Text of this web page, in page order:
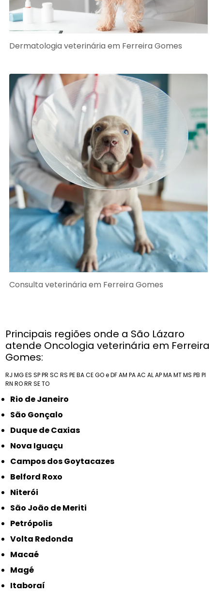
Dermatologia veterinária em Ferreira Gomes
Consulta veterinária em Ferreira Gomes
Principais regiões onde a São Lázaro
atende Oncologia veterinária em Ferreira
Gomes:
RJ MGES SPPR SC RS PEBACEGO e DFAM PAAC ALAPMAMTMS PB PI
RN RORR SETO
Rio de Janeiro
São Gonçalo
Duque de Caxias
Nova Iguaçu
Campos dos Goytacazes
Belford Roxo
Niterói
São João de Meriti
Petrópolis
Volta Redonda
Macaé
Magé
Itaboraí